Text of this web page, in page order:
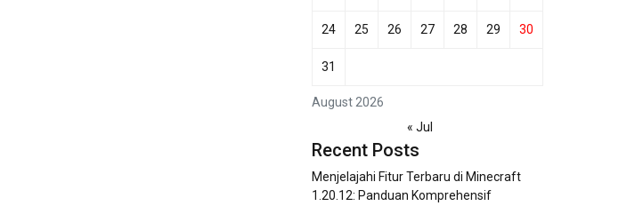
August 2026
24 25 26 27 28 29 30
31
« Jul
Recent Posts
Menjelajahi Fitur Terbaru di Minecraft
1.20.12: Panduan Komprehensif